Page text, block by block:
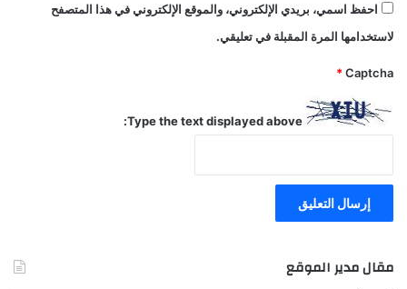
احفظ اسمي، بريدي الإلكتروني، والموقع الإلكتروني في هذا المتصفح
لاستخدامها المرة المقبلة في تعليقي.
Captcha
*
Type the text displayed above:
مقال مدير الموقع